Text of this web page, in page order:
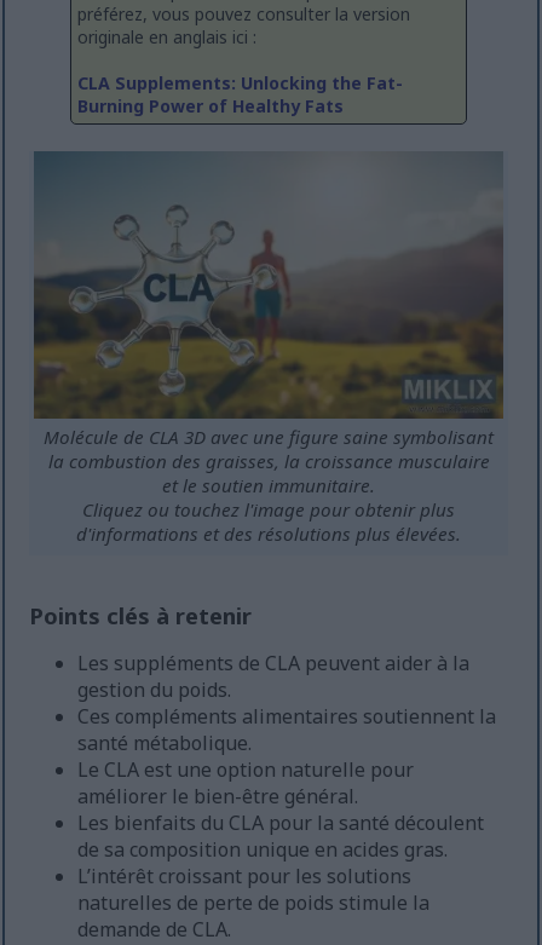
préférez, vous pouvez consulter la version
originale en anglais ici :
CLA Supplements: Unlocking the Fat-
Burning Power of Healthy Fats
Molécule de CLA 3D avec une figure saine symbolisant
la combustion des graisses, la croissance musculaire
et le soutien immunitaire.
Cliquez ou touchez l'image pour obtenir plus
d'informations et des résolutions plus élevées.
Points clés à retenir
Les suppléments de CLA peuvent aider à la
gestion du poids.
Ces compléments alimentaires soutiennent la
santé métabolique.
Le CLA est une option naturelle pour
améliorer le bien-être général.
Les bienfaits du CLA pour la santé découlent
de sa composition unique en acides gras.
L’intérêt croissant pour les solutions
naturelles de perte de poids stimule la
demande de CLA.